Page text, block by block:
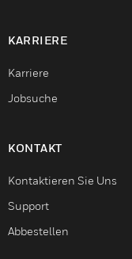
KARRIERE
Karriere
Jobsuche
KONTAKT
Kontaktieren Sie Uns
Support
Abbestellen